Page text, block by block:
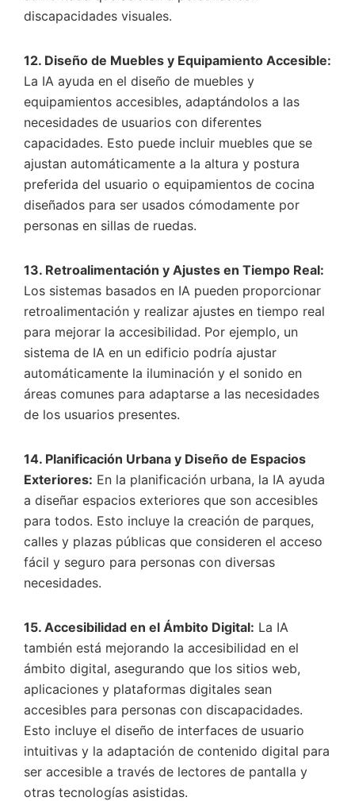
discapacidades visuales.
12. Diseño de Muebles y Equipamiento Accesible:
La IA ayuda en el diseño de muebles y
equipamientos accesibles, adaptándolos a las
necesidades de usuarios con diferentes
capacidades. Esto puede incluir muebles que se
ajustan automáticamente a la altura y postura
preferida del usuario o equipamientos de cocina
diseñados para ser usados cómodamente por
personas en sillas de ruedas.
13. Retroalimentación y Ajustes en Tiempo Real:
Los sistemas basados en IA pueden proporcionar
retroalimentación y realizar ajustes en tiempo real
para mejorar la accesibilidad. Por ejemplo, un
sistema de IA en un edificio podría ajustar
automáticamente la iluminación y el sonido en
áreas comunes para adaptarse a las necesidades
de los usuarios presentes.
14. Planificación Urbana y Diseño de Espacios
Exteriores: En la planificación urbana, la IA ayuda
a diseñar espacios exteriores que son accesibles
para todos. Esto incluye la creación de parques,
calles y plazas públicas que consideren el acceso
fácil y seguro para personas con diversas
necesidades.
15. Accesibilidad en el Ámbito Digital: La IA
también está mejorando la accesibilidad en el
ámbito digital, asegurando que los sitios web,
aplicaciones y plataformas digitales sean
accesibles para personas con discapacidades.
Esto incluye el diseño de interfaces de usuario
intuitivas y la adaptación de contenido digital para
ser accesible a través de lectores de pantalla y
otras tecnologías asistidas.